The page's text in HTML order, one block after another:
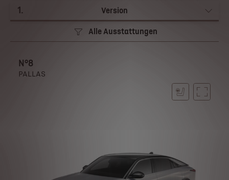
1 . Version
Alle Ausstattungen
N°8
PALLAS